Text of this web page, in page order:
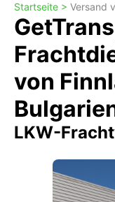
Startseite > Versand
von
LKW-